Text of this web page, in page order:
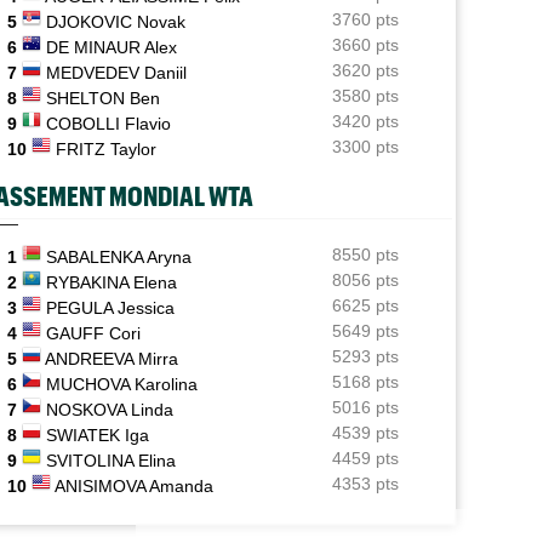
ATP - Cincinnati
Comme Carlos Alcaraz, Holger Rune a renoncé à
Cincinnati
17:26
WTA - Toronto
Rybakina, Andreeva, Osaka, Gauff... horaires et
WTA - Toronto
Jelena Ostapenko dénonce les messages d'insultes et
de menaces
5
DJOKOVIC Novak
3760 pts
6
DE MINAUR Alex
3660 pts
7
MEDVEDEV Daniil
3620 pts
8
SHELTON Ben
3580 pts
9
COBOLLI Flavio
3420 pts
10
FRITZ Taylor 3300 pts
MONDIAL WTA
1 SABALENKA Aryna
8550 pts
2
RYBAKINA Elena
8056 pts
3
PEGULA Jessica
6625 pts
4
GAUFF Cori
5649 pts
5
ANDREEVA Mirra
5293 pts
6
MUCHOVA Karolina
5168 pts
7
NOSKOVA Linda
5016 pts
8
SWIATEK Iga
4539 pts
9
SVITOLINA Elina
4459 pts
10
ANISIMOVA Amanda 4353 pts